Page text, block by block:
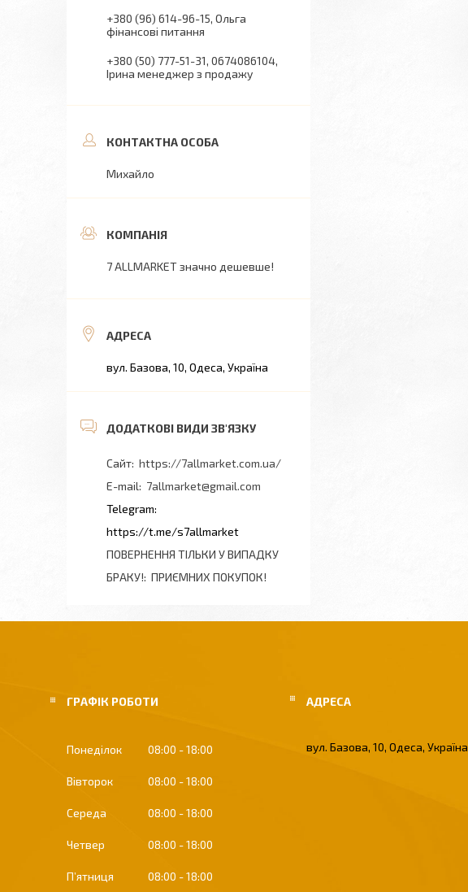
+380 (96) 614-96-15 Ольга
фінансові питання
+380 (50) 777-51-31 0674086104
Ірина менеджер з продажу
Михайло
7 ALLMARKET значно дешевше!
вул. Базова, 10, Одеса, Україна
https://7allmarket.com.ua/
7allmarket@gmail.com
https://t.me/s7allmarket
ПОВЕРНЕННЯ ТІЛЬКИ У ВИПАДКУ
БРАКУ! ПРИЄМНИХ ПОКУПОК!
ГРАФІК РОБОТИ
Понеділок 08:00 18:00
Вівторок 08:00 18:00
Середа 08:00 18:00
Четвер 08:00 18:00
Пʼятниця 08:00 18:00
вул. Базова, 10, Одеса, Україна